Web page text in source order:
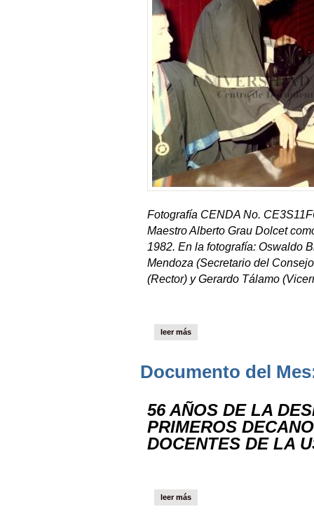
Fotografía CENDA No.
Maestro Alberto Grau Dolcet
1982. En la fotografía: Oswaldo
Mendoza (Secretario del
(Rector) y Gerardo Tálamo
leer más
Documento del
56 AÑOS DE LA
PRIMEROS
DOCENTES DE LA
leer más